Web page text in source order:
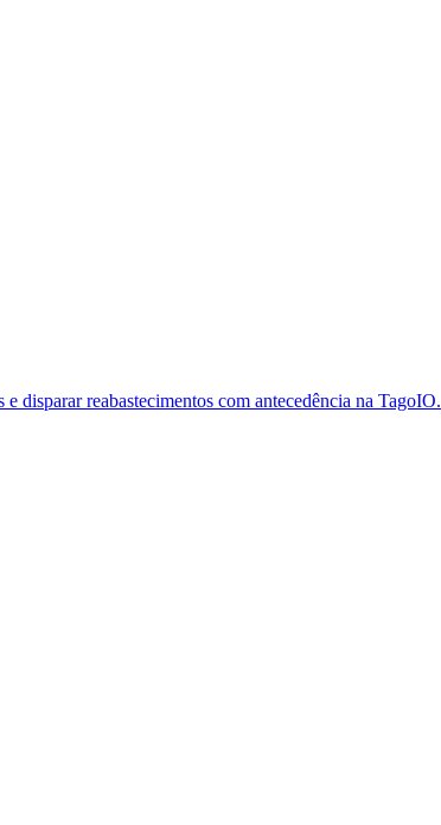
disparar reabastecimentos com antecedência na TagoIO.